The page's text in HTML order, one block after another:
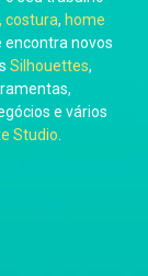
costura, home
encontra novos
Silhouettes,
e vários
Studio